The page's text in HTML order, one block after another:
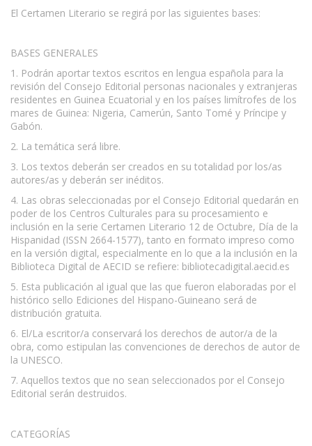
El Certamen Literario se regirá por las siguientes bases:
BASES GENERALES
1. Podrán aportar textos escritos en lengua española para la
revisión del Consejo Editorial personas nacionales y extranjeras
residentes en Guinea Ecuatorial y en los países limítrofes de los
mares de Guinea: Nigeria, Camerún, Santo Tomé y Príncipe y
Gabón.
2. La temática será libre.
3. Los textos deberán ser creados en su totalidad por los/as
autores/as y deberán ser inéditos.
4. Las obras seleccionadas por el Consejo Editorial quedarán en
poder de los Centros Culturales para su procesamiento e
inclusión en la serie Certamen Literario 12 de Octubre, Día de la
Hispanidad (ISSN 2664-1577), tanto en formato impreso como
en la versión digital, especialmente en lo que a la inclusión en la
Biblioteca Digital de AECID se refiere: bibliotecadigital.aecid.es
5. Esta publicación al igual que las que fueron elaboradas por el
histórico sello Ediciones del Hispano-Guineano será de
distribución gratuita.
6. El/La escritor/a conservará los derechos de autor/a de la
obra, como estipulan las convenciones de derechos de autor de
la UNESCO.
7. Aquellos textos que no sean seleccionados por el Consejo
Editorial serán destruidos.
CATEGORÍAS